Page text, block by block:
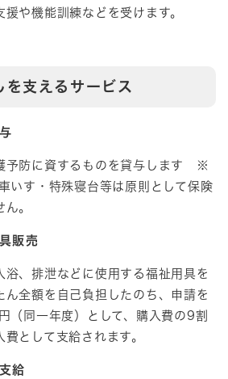
や機能訓練などを受けます。
を支えるサービス
予防に資するものを貸与します ※
いす・特殊寝台等は原則として保険
。
販売
、排泄などに使用する福祉用具を
ん全額を自己負担したのち、申請を
（同一年度）として、購入費の9割
として支給されます。
給